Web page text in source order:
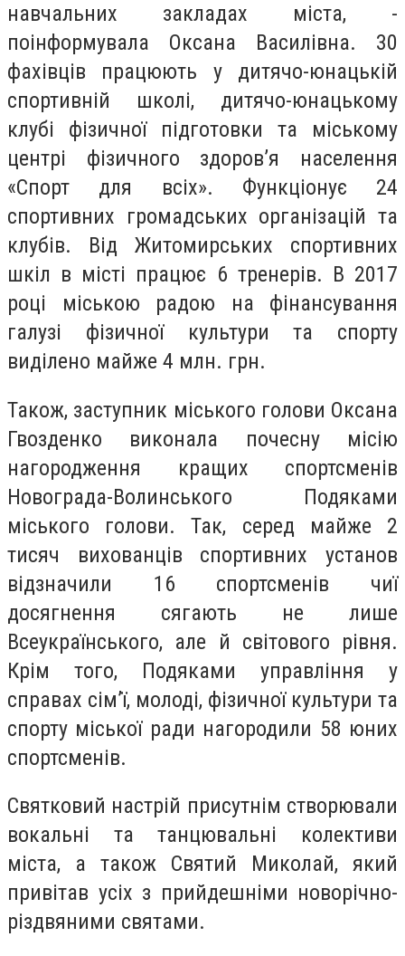
навчальних закладах міста, -
поінформувала Оксана Василівна. 30
фахівців працюють у дитячо-юнацькій
спортивній школі, дитячо-юнацькому
клубі фізичної підготовки та міському
центрі фізичного здоров’я населення
«Спорт для всіх». Функціонує 24
спортивних громадських організацій та
клубів. Від Житомирських спортивних
шкіл в місті працює 6 тренерів. В 2017
році міською радою на фінансування
галузі фізичної культури та спорту
виділено майже 4 млн. грн.
Також, заступник міського голови Оксана
Гвозденко виконала почесну місію
нагородження кращих спортсменів
Новограда-Волинського Подяками
міського голови. Так, серед майже 2
тисяч вихованців спортивних установ
відзначили 16 спортсменів чиї
досягнення сягають не лише
Всеукраїнського, але й світового рівня.
Крім того, Подяками управління у
справах сім’ї, молоді, фізичної культури та
спорту міської ради нагородили 58 юних
спортсменів.
Святковий настрій присутнім створювали
вокальні та танцювальні колективи
міста, а також Святий Миколай, який
привітав усіх з прийдешніми новорічно-
різдвяними святами.